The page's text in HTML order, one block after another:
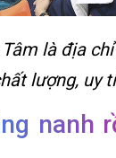
là địa
lượng, uy
nanh